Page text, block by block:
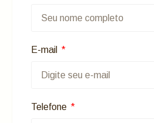
E-mail
Telefone